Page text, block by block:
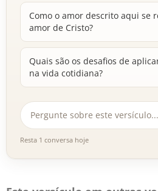
Como o amor descrito aqui se
amor de Cristo?
Quais são os desafios de
na vida cotidiana?
Resta 1 conversa hoje